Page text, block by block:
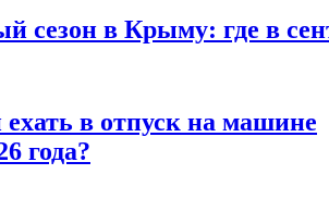
сезон в Крыму: где в
в отпуск на машине
года?